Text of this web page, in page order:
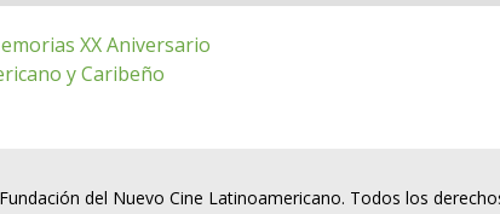
XX Aniversario
y Caribeño
del Nuevo Cine Latinoamericano. Todos los